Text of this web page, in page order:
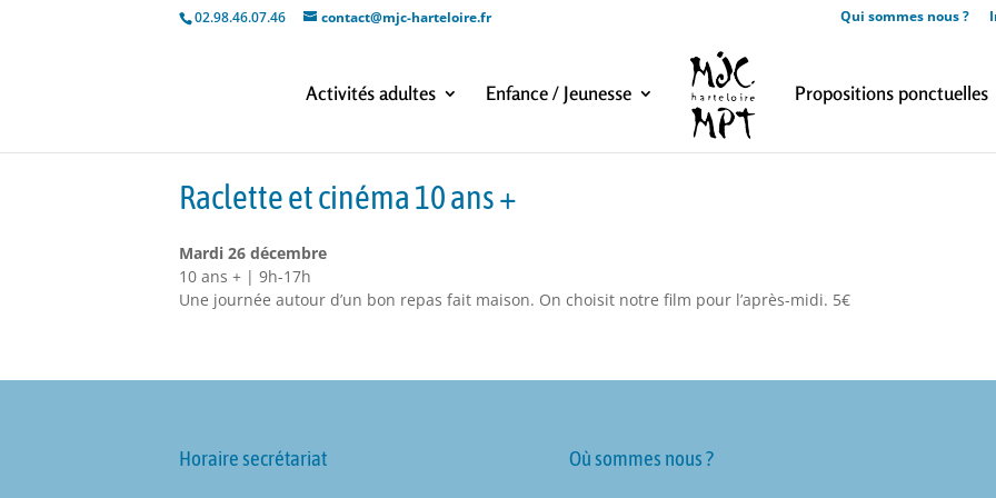
02.98.46.07.46 contact@mjc-harteloire.fr Qui sommes nous ?
Activités adultes Enfance / Jeunesse Propositions ponctuelles
Raclette et cinéma 10 ans +
Mardi 26 décembre
10 ans + | 9h-17h
Une journée autour d’un bon repas fait maison. On choisit notre film pour l’après-midi. 5€
Horaire secrétariat Où sommes nous ?